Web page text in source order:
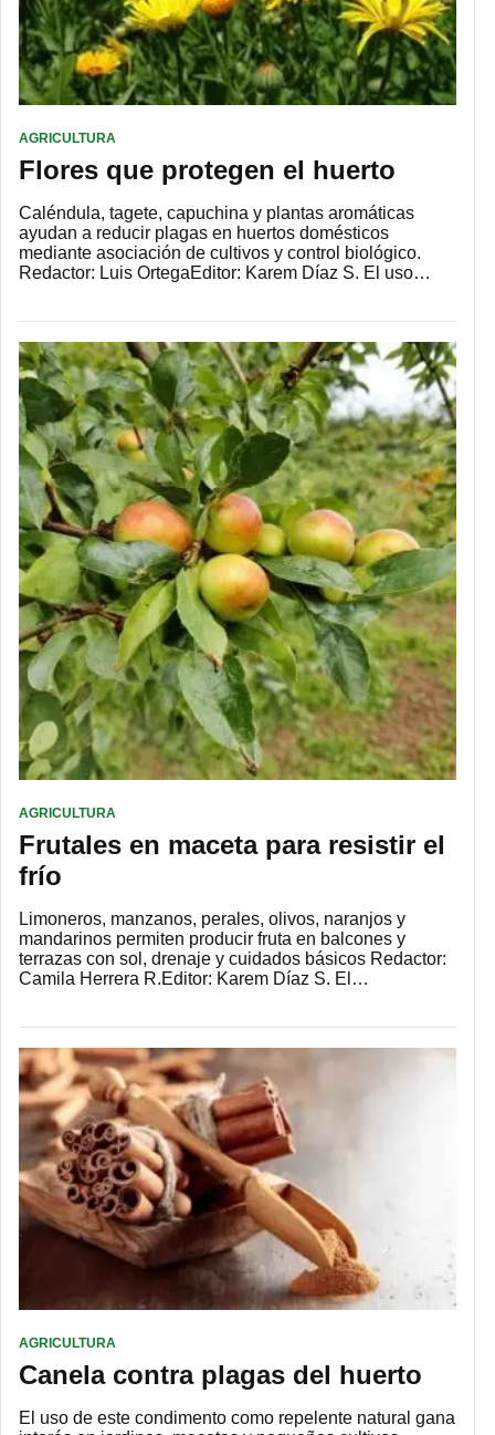
AGRICULTURA
Flores que protegen el huerto
Caléndula, tagete, capuchina y plantas aromáticas
ayudan a reducir plagas en huertos domésticos
mediante asociación de cultivos y control biológico.
Redactor: Luis OrtegaEditor: Karem Díaz S. El uso…
AGRICULTURA
Frutales en maceta para resistir el
frío
Limoneros, manzanos, perales, olivos, naranjos y
mandarinos permiten producir fruta en balcones y
terrazas con sol, drenaje y cuidados básicos Redactor:
Camila Herrera R.Editor: Karem Díaz S. El…
AGRICULTURA
Canela contra plagas del huerto
El uso de este condimento como repelente natural gana